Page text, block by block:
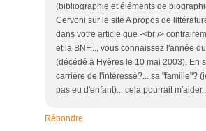
(bibliographie et éléments de
Cervoni sur le site A propos de
dans votre article que -<br />
et la BNF..., vous connaissez l'année
(décédé à Hyères le 10 mai 2003). En
carrière de l'intéressé?... sa "famille"?
pas eu d'enfant)... cela pourrait
Répondre